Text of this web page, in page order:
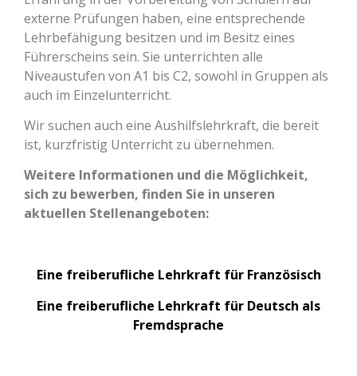
externe Prüfungen haben, eine entsprechende
Lehrbefähigung besitzen und im Besitz eines
Führerscheins sein. Sie unterrichten alle
Niveaustufen von A1 bis C2, sowohl in Gruppen als
auch im Einzelunterricht.
Wir suchen auch eine Aushilfslehrkraft, die bereit
ist, kurzfristig Unterricht zu übernehmen.
Weitere Informationen und die Möglichkeit,
sich zu bewerben, finden Sie in unseren
aktuellen Stellenangeboten:
Eine freiberufliche Lehrkraft für Französisch
Eine freiberufliche Lehrkraft für Deutsch als
Fremdsprache